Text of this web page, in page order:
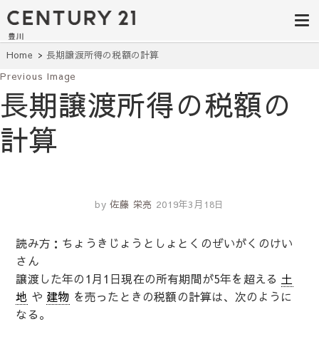
豊田市の中古
住宅・土地・
リノベ物件探
し｜センチュ
リー21豊川
建て・土地探しはセンチュリー21豊
川へ。豊田市内の最新物件情報を随
時更新中！駅近、建築条件無し、ペ
ット可、学区別など、お客様のこだ
単検索。
Home 長期譲渡所得の税額の計算
Previous Image
長期譲渡所得の税額の
計算
by 佐藤 栄亮 2019年3月18日
読み方：ちょうきじょうとしょとくのぜいがくのけい
さん
譲渡した年の1月1日現在の所有期間が5年を超える 土
地 や 建物 を売ったときの税額の計算は、次のように
なる。